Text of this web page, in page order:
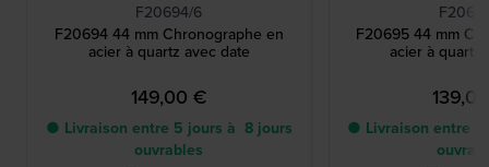
F20694/6
F20694 44 mm Chronographe en
acier à quartz avec date
149,00 €
● Livraison entre 5 jours à 8 jours
ouvrables
F20695 44 mm
acier à quartz
● Livraison entre